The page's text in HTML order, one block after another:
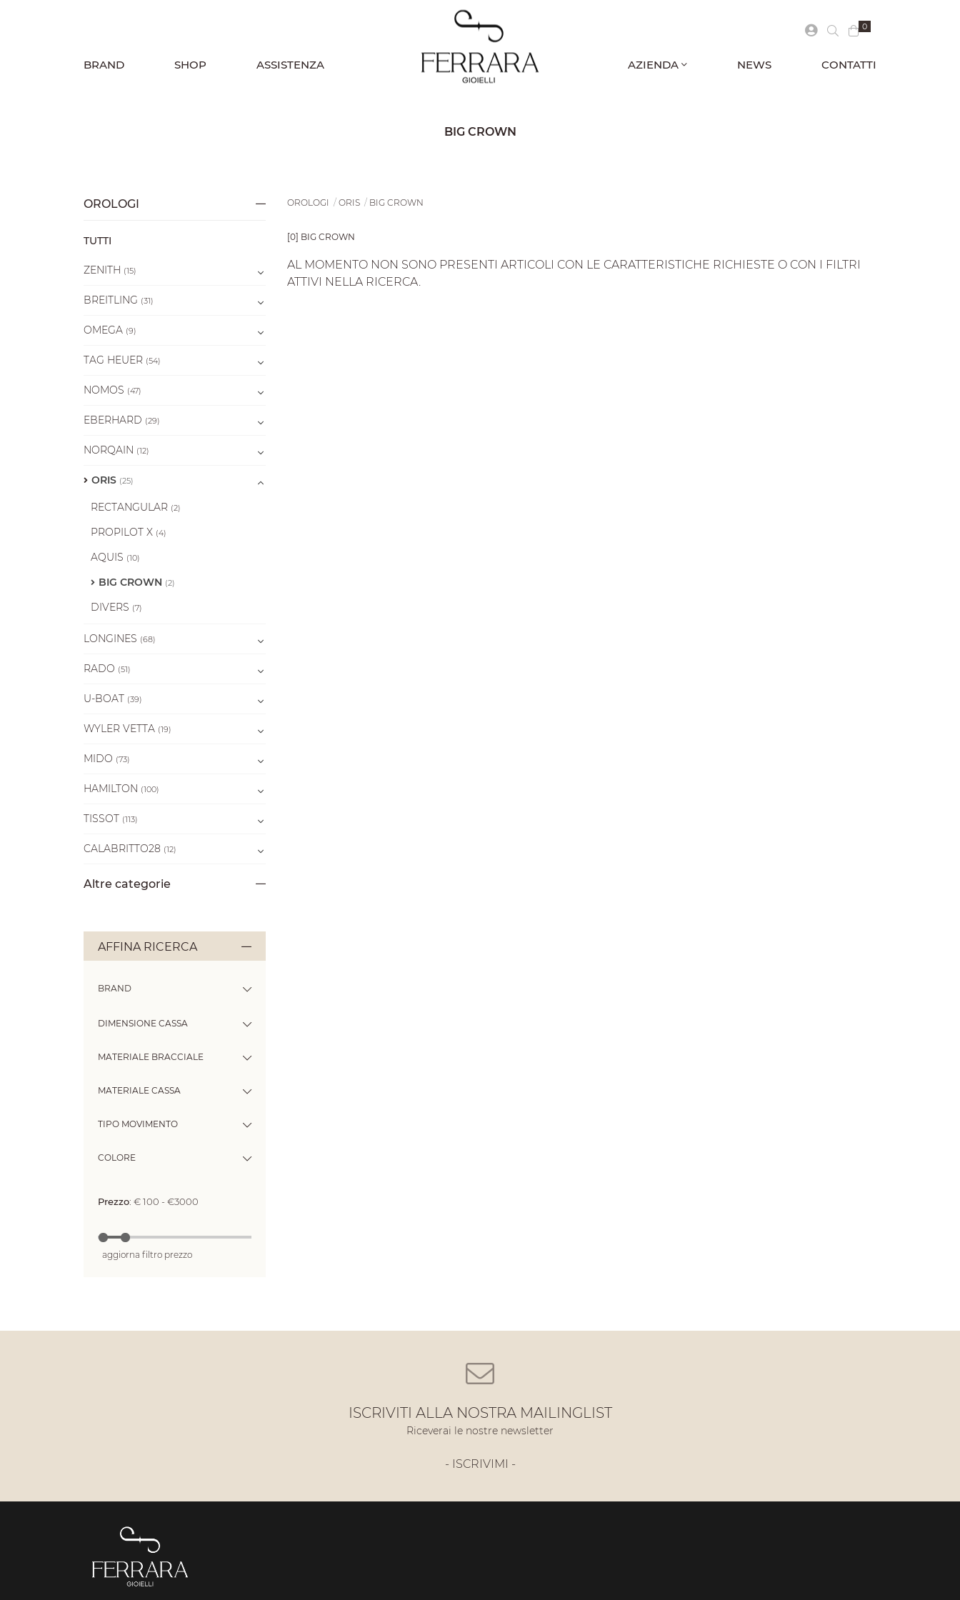
BRAND SHOP ASSISTENZA AZIENDA NEWS CONTATTI
0
BIG CROWN
OROLOGI
TUTTI
ZENITH (15)
BREITLING (31)
OMEGA (9)
TAG HEUER (54)
NOMOS (47)
EBERHARD (29)
NORQAIN (12)
ORIS (25)
RECTANGULAR (2)
PROPILOT X (4)
AQUIS (10)
BIG CROWN (2)
DIVERS (7)
LONGINES (68)
RADO (51)
U-BOAT (39)
WYLER VETTA (19)
MIDO (73)
HAMILTON (100)
TISSOT (113)
CALABRITTO28 (12)
Altre categorie
AFFINA RICERCA
BRAND
DIMENSIONE CASSA
MATERIALE BRACCIALE
MATERIALE CASSA
TIPO MOVIMENTO
COLORE
Prezzo: € 100 - €3000
aggiorna filtro prezzo
OROLOGI ORIS BIG CROWN
[0] BIG CROWN
AL MOMENTO NON SONO PRESENTI ARTICOLI CON LE CARATTERISTICHE RICHIESTE O CON I FILTRI
ATTIVI NELLA RICERCA.
ISCRIVITI ALLA NOSTRA MAILINGLIST
Riceverai le nostre newsletter
- ISCRIVIMI -